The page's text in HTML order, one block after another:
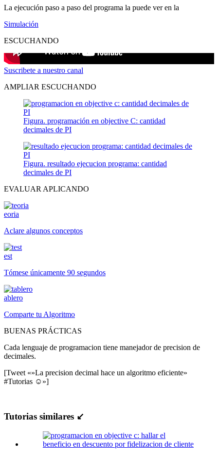
La ejecución paso a paso del programa la puede ver en la
Simulación
ESCUCHANDO
Suscribete a nuestro canal
AMPLIAR ESCUCHANDO
Figura. programación en objective C: cantidad
decimales de PI
Figura. resultado ejecucion programa: cantidad
decimales de PI
EVALUAR APLICANDO
eoria
Aclare algunos conceptos
est
Tómese únicamente 90 segundos
ablero
Comparte tu Algoritmo
BUENAS PRÁCTICAS
Cada lenguaje de programacion tiene manejador de precision de
decimales.
[Tweet «»La precision decimal hace un algoritmo eficiente»
#Tutorias ☺»]
Tutorias similares ↙